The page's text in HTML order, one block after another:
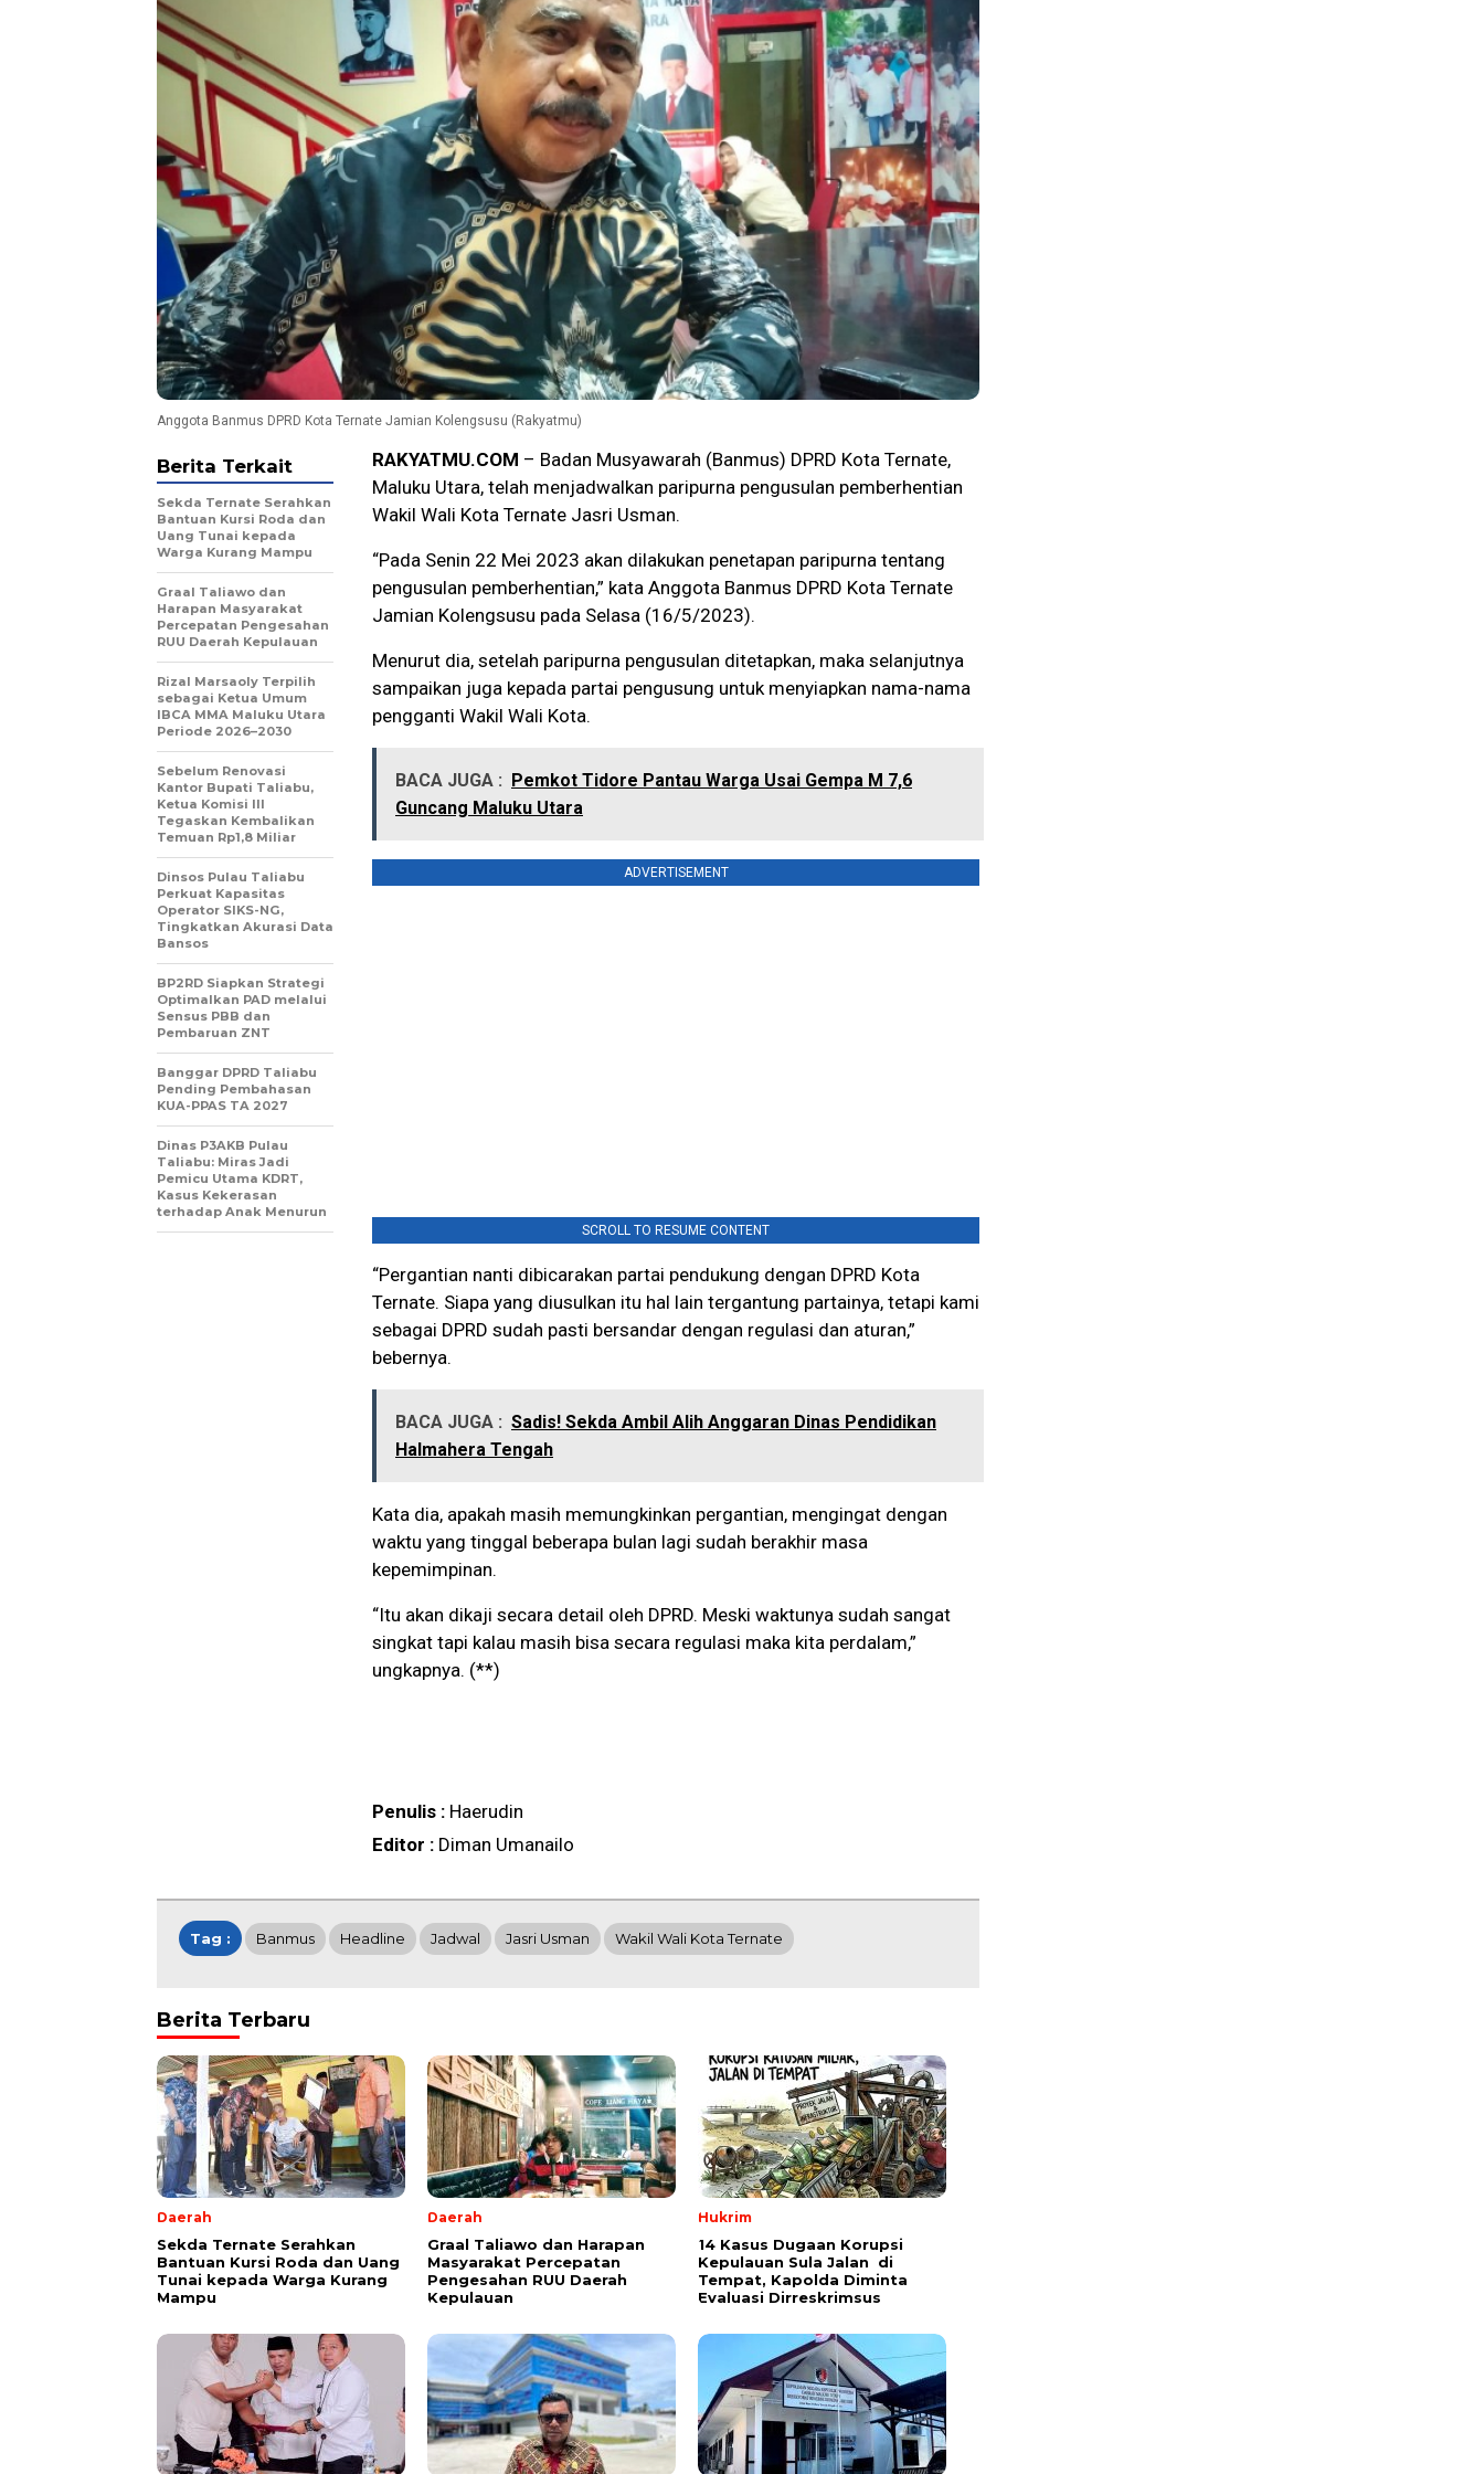
Anggota Banmus DPRD Kota Ternate Jamian Kolengsusu (Rakyatmu)
RAKYATMU.COM – Badan Musyawarah (Banmus) DPRD Kota Ternate,
Maluku Utara, telah menjadwalkan paripurna pengusulan pemberhentian
Wakil Wali Kota Ternate Jasri Usman.
“Pada Senin 22 Mei 2023 akan dilakukan penetapan paripurna tentang
pengusulan pemberhentian,” kata Anggota Banmus DPRD Kota Ternate
Jamian Kolengsusu pada Selasa (16/5/2023).
Menurut dia, setelah paripurna pengusulan ditetapkan, maka selanjutnya
sampaikan juga kepada partai pengusung untuk menyiapkan nama-nama
pengganti Wakil Wali Kota.
BACA JUGA : Pemkot Tidore Pantau Warga Usai Gempa M 7,6
Guncang Maluku Utara
ADVERTISEMENT
SCROLL TO RESUME CONTENT
“Pergantian nanti dibicarakan partai pendukung dengan DPRD Kota
Ternate. Siapa yang diusulkan itu hal lain tergantung partainya, tetapi kami
sebagai DPRD sudah pasti bersandar dengan regulasi dan aturan,”
bebernya.
BACA JUGA : Sadis! Sekda Ambil Alih Anggaran Dinas Pendidikan
Halmahera Tengah
Kata dia, apakah masih memungkinkan pergantian, mengingat dengan
waktu yang tinggal beberapa bulan lagi sudah berakhir masa
kepemimpinan.
“Itu akan dikaji secara detail oleh DPRD. Meski waktunya sudah sangat
singkat tapi kalau masih bisa secara regulasi maka kita perdalam,”
ungkapnya. (**)
Penulis : Haerudin
Editor : Diman Umanailo
Berita Terkait
Sekda Ternate Serahkan
Bantuan Kursi Roda dan
Uang Tunai kepada
Warga Kurang Mampu
Graal Taliawo dan
Harapan Masyarakat
Percepatan Pengesahan
RUU Daerah Kepulauan
Rizal Marsaoly Terpilih
sebagai Ketua Umum
IBCA MMA Maluku Utara
Periode 2026–2030
Sebelum Renovasi
Kantor Bupati Taliabu,
Ketua Komisi III
Tegaskan Kembalikan
Temuan Rp1,8 Miliar
Dinsos Pulau Taliabu
Perkuat Kapasitas
Operator SIKS-NG,
Tingkatkan Akurasi Data
Bansos
BP2RD Siapkan Strategi
Optimalkan PAD melalui
Sensus PBB dan
Pembaruan ZNT
Banggar DPRD Taliabu
Pending Pembahasan
KUA-PPAS TA 2027
Dinas P3AKB Pulau
Taliabu: Miras Jadi
Pemicu Utama KDRT,
Kasus Kekerasan
terhadap Anak Menurun
Tag : Banmus Headline Jadwal Jasri Usman Wakil Wali Kota Ternate
Berita Terbaru
Daerah
Sekda Ternate Serahkan
Bantuan Kursi Roda dan Uang
Tunai kepada Warga Kurang
Mampu
Daerah
Graal Taliawo dan Harapan
Masyarakat Percepatan
Pengesahan RUU Daerah
Kepulauan
Hukrim
14 Kasus Dugaan Korupsi
Kepulauan Sula Jalan di
Tempat, Kapolda Diminta
Evaluasi Dirreskrimsus